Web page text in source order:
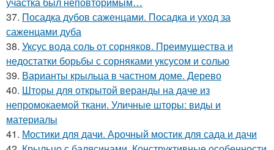
37. Посадка дубов саженцами. Посадка и уход за
саженцами дуба
38. Уксус вода соль от сорняков. Преимущества и
недостатки борьбы с сорняками уксусом и солью
39. Варианты крыльца в частном доме. Дерево
40. Шторы для открытой веранды на даче из
непромокаемой ткани. Уличные шторы: виды и
материалы
41. Мостики для дачи. Арочный мостик для сада и дачи